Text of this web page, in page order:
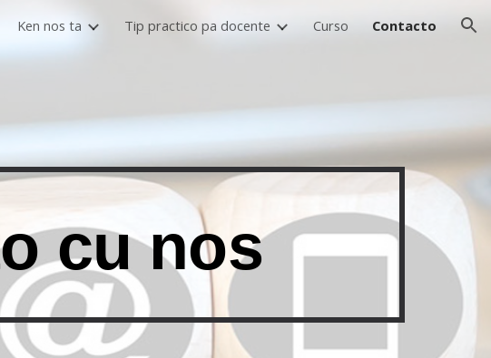
to navigation
Ken nos ta Tip practico pa docente Curso Contacto
cu nos